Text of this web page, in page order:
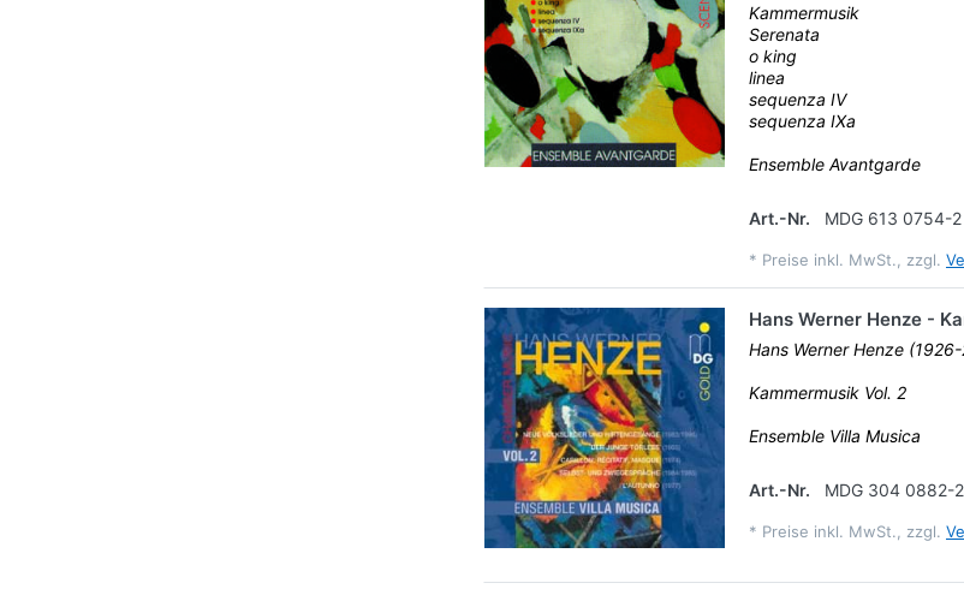
Kammermusik
Serenata
o king
linea
sequenza IV
sequenza IXa
Ensemble Avantgarde
Art.-Nr. MDG 613 0754-2
* Preise inkl. MwSt., zzgl.
Hans Werner Henze -
Hans Werner Henze
Kammermusik Vol. 2
Ensemble Villa Musica
Art.-Nr. MDG 304 0882-2
* Preise inkl. MwSt., zzgl.